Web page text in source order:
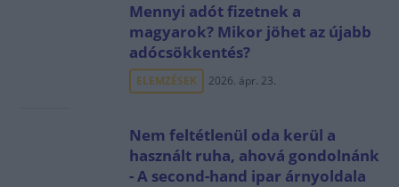
Mennyi adót fizetnek a
magyarok? Mikor jöhet az újabb
adócsökkentés?
ELEMZÉSEK 2026. ápr. 23.
Nem feltétlenül oda kerül a
használt ruha, ahová gondolnánk
- A second-hand ipar árnyoldala